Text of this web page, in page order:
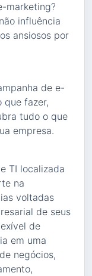
marketing?
influência
ansiosos por
de e-
que fazer,
tudo o que
empresa.
TI localizada
na
voltadas
de seus
de
em uma
negócios,